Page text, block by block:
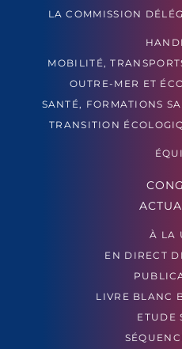
LA COMMISSION
MOBILITÉ,
OUTRE-MER ET
SANTÉ, FORMATIONS
TRANSITION
À LA
EN DIRECT
LIVRE BLANC
ETUDE